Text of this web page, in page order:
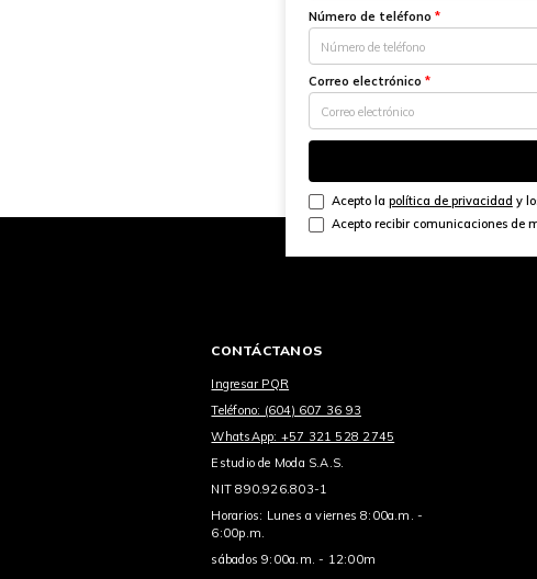
Número de teléfono *
Correo electrónico *
Acepto la política de privacidad y
Acepto recibir comunicaciones de
CONTÁCTANOS
Ingresar PQR
Teléfono: (604) 607 36 93
WhatsApp: +57 321 528 2745
Estudio de Moda S.A.S.
NIT 890.926.803-1
Horarios: Lunes a viernes 8:00a.m. -
6:00p.m.
sábados 9:00a.m. - 12:00m